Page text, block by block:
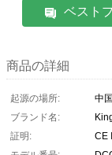
ベスト
商品の詳細
起源の場所:
中国
ブランド名:
証明:
CE